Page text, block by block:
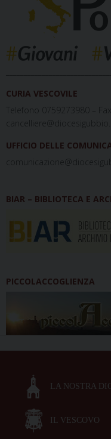
CURIA VESCOVILE
Telefono 0759273980 –
UFFICIO DELLE
BIAR – BIBLIOTECA E
PICCOLACCOGLIENZA
LA NOSTRA
IL VESCOVO